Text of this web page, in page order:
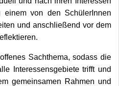
einem von den SchülerInnen
und anschließend vor dem
Sachthema, sodass die
Interessensgebiete trifft und
gemeinsamen Rahmen und